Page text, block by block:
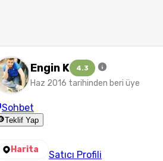
Engin K 4.3
Haz 2016 tarihinden beri üye
Sohbet
Teklif Yap
Harita Satıcı Profili